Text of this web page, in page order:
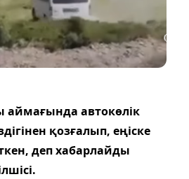
аймағында автокөлік
қозғалып, еңіске
деп хабарлайды